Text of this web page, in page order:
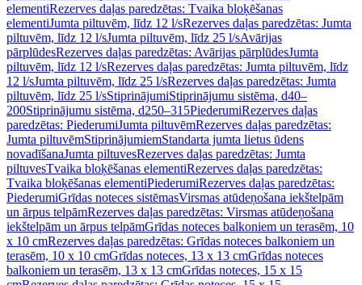
elementiRezerves daļas paredzētas: Tvaika bloķēšanas
elementiJumta piltuvēm, līdz 12 l/sRezerves daļas paredzētas: Jumta
piltuvēm, līdz 12 l/sJumta piltuvēm, līdz 25 l/sAvārijas
pārplūdesRezerves daļas paredzētas: Avārijas pārplūdesJumta
piltuvēm, līdz 12 l/sRezerves daļas paredzētas: Jumta piltuvēm, līdz
12 l/sJumta piltuvēm, līdz 25 l/sRezerves daļas paredzētas: Jumta
piltuvēm, līdz 25 l/sStiprinājumiStiprinājumu sistēma, d40–
200Stiprinājumu sistēma, d250–315PiederumiRezerves daļas
paredzētas: PiederumiJumta piltuvēmRezerves daļas paredzētas:
Jumta piltuvēmStiprinājumiemStandarta jumta lietus ūdens
novadīšanaJumta piltuvesRezerves daļas paredzētas: Jumta
piltuvesTvaika bloķēšanas elementiRezerves daļas paredzētas:
Tvaika bloķēšanas elementiPiederumiRezerves daļas paredzētas:
PiederumiGrīdas noteces sistēmasVirsmas atūdeņošana iekštelpām
un ārpus telpāmRezerves daļas paredzētas: Virsmas atūdeņošana
iekštelpām un ārpus telpāmGrīdas noteces balkoniem un terasēm, 10
x 10 cmRezerves daļas paredzētas: Grīdas noteces balkoniem un
terasēm, 10 x 10 cmGrīdas noteces, 13 x 13 cmGrīdas noteces
balkoniem un terasēm, 13 x 13 cmGrīdas noteces, 15 x 15